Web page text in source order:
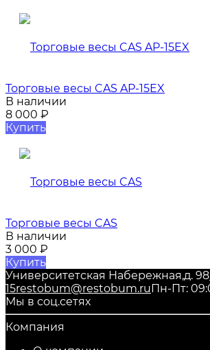
Торговые весы CAS AP-15EX
В наличии
8 000 ₽
Купить
Торговые весы CAS
В наличии
3 000 ₽
Купить
Университетская Набережная,д. 98
15restobum@restobum.ruПн-Пт:
Мы в соц.сетях
Компания